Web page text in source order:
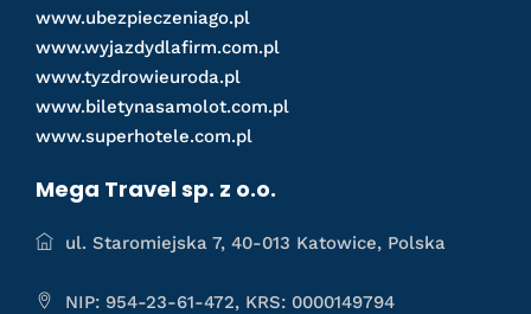
www.ubezpieczeniago.pl
www.wyjazdydlafirm.com.pl
www.tyzdrowieuroda.pl
www.biletynasamolot.com.pl
www.superhotele.com.pl
Mega Travel sp. z o.o.
ul. Staromiejska 7, 40-013 Katowice, Polska
NIP: 954-23-61-472, KRS: 0000149794